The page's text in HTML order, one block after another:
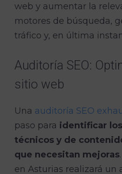
web y aumentar la
motores de búsqueda,
tráfico y, en última
Auditoría SEO:
sitio web
Una auditoría SEO
paso para identificar
técnicos y de
que necesitan mejoras
en Asturias realizará un